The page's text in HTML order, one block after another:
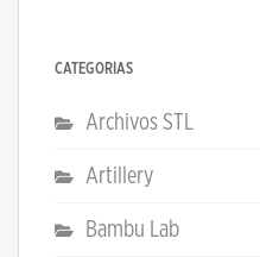
CATEGORÍAS
Archivos STL
Artillery
Bambu Lab